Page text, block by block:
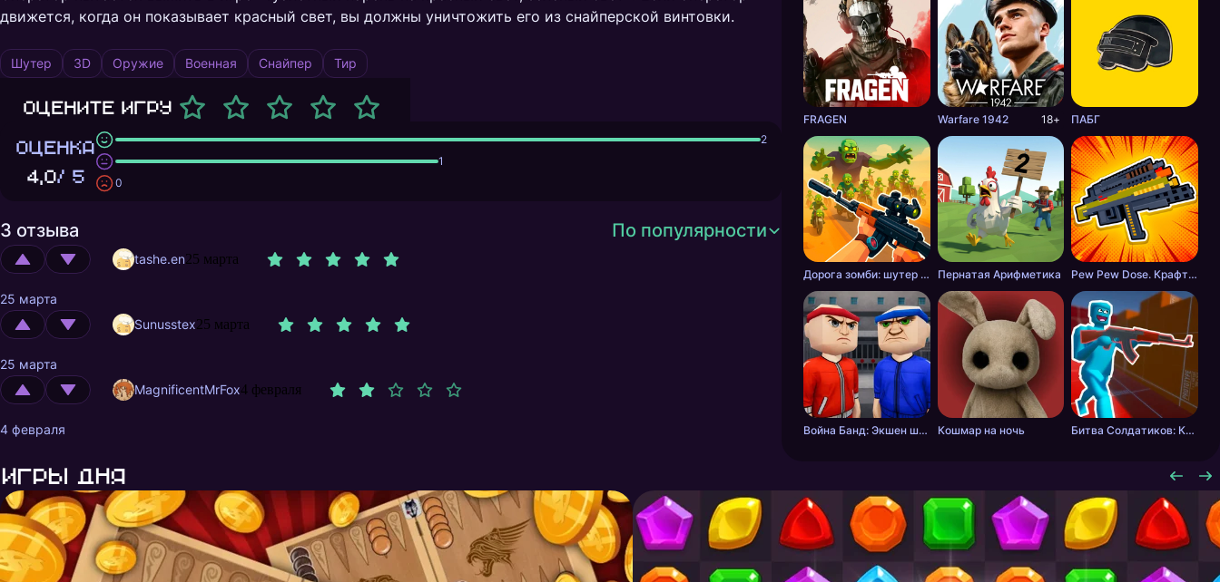
движется, когда он показывает красный свет, вы должны уничтожить его из снайперской винтовки.
Шутер 3D Оружие Военная Снайпер Тир
Оцените игру
ОЦЕНКА
4,0/ 5
2
1
0
3 отзыва По популярности
tashe.en25 марта
25 марта
Sunusstex25 марта
25 марта
MagnificentMrFox4 февраля
4 февраля
FRAGEN Warfare 1942 18+ ПАБГ
Дорога зомби: шутер с разрушениями Пернатая Арифметика Pew Pew Dose. Крафт оружия
Война Банд: Экшен шутер Кошмар на ночь Битва Солдатиков: Красные против Синих
Игры дня